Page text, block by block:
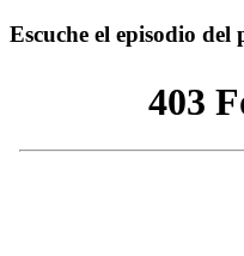
Escuche el episodio